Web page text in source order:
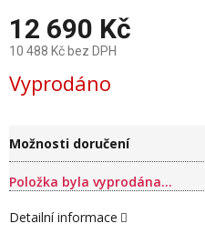
12 690 Kč
10 488 Kč bez DPH
Měrná
cena:
Vyprodáno
Možnosti doručení
Položka byla vyprodána…
Detailní informace